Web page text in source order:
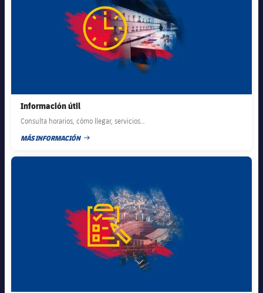
Información útil
Consulta horarios, cómo llegar, servicios…
MÁS INFORMACIÓN
FECHA DE PUBLICACIÓN
FC Barcelona club badge